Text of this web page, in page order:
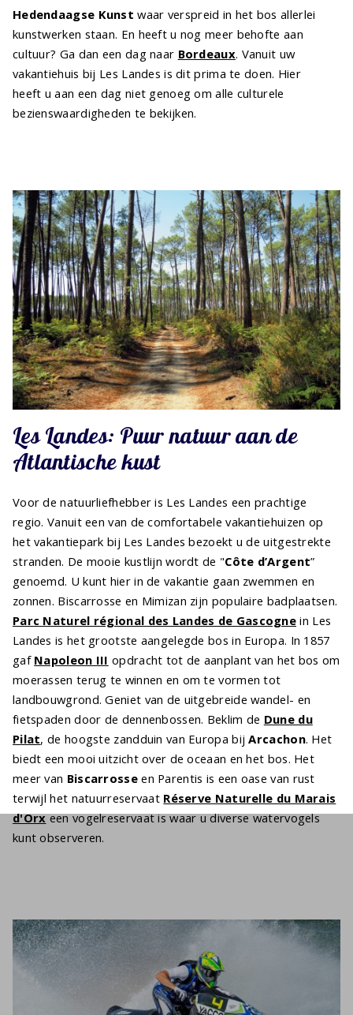
Hedendaagse Kunst waar verspreid in het bos allerlei
kunstwerken staan. En heeft u nog meer behofte aan
cultuur? Ga dan een dag naar Bordeaux. Vanuit uw
vakantiehuis bij Les Landes is dit prima te doen. Hier
heeft u aan een dag niet genoeg om alle culturele
bezienswaardigheden te bekijken.
Les Landes: Puur natuur aan de
Atlantische kust
Voor de natuurliefhebber is Les Landes een prachtige
regio. Vanuit een van de comfortabele vakantiehuizen op
het vakantiepark bij Les Landes bezoekt u de uitgestrekte
stranden. De mooie kustlijn wordt de "Côte d’Argent”
genoemd. U kunt hier in de vakantie gaan zwemmen en
zonnen. Biscarrosse en Mimizan zijn populaire badplaatsen.
Parc Naturel régional des Landes de Gascogne in Les
Landes is het grootste aangelegde bos in Europa. In 1857
gaf Napoleon III opdracht tot de aanplant van het bos om
moerassen terug te winnen en om te vormen tot
landbouwgrond. Geniet van de uitgebreide wandel- en
fietspaden door de dennenbossen. Beklim de Dune du
Pilat, de hoogste zandduin van Europa bijArcachon. Het
biedt een mooi uitzicht over de oceaan en het bos. Het
meer van Biscarrosseen Parentis is een oase van rust
terwijl het natuurreservaat Réserve Naturelle du Marais
d'Orxeen vogelreservaat is waar u diverse watervogels
kunt observeren.